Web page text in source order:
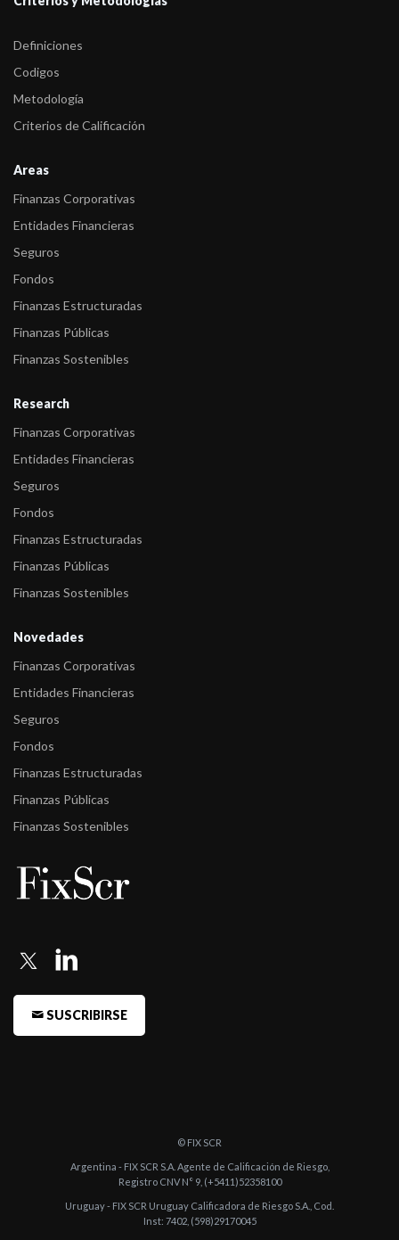
Definiciones
Codigos
Metodología
Criterios de Calificación
Areas
Finanzas Corporativas
Entidades Financieras
Seguros
Fondos
Finanzas Estructuradas
Finanzas Públicas
Finanzas Sostenibles
Research
Finanzas Corporativas
Entidades Financieras
Seguros
Fondos
Finanzas Estructuradas
Finanzas Públicas
Finanzas Sostenibles
Novedades
Finanzas Corporativas
Entidades Financieras
Seguros
Fondos
Finanzas Estructuradas
Finanzas Públicas
Finanzas Sostenibles
SUSCRIBIRSE
© FIX SCR
Argentina - FIX SCR S.A. Agente de Calificación de Riesgo,
Registro CNV N° 9, (+5411)52358100
Uruguay - FIX SCR Uruguay Calificadora de Riesgo S.A., Cod.
Inst: 7402, (598)29170045